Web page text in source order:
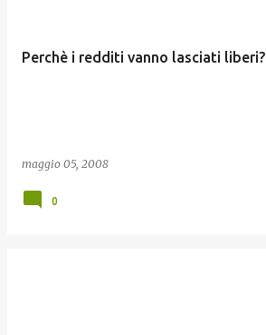
Perchè i redditi vanno lasciati liberi?
maggio 05, 2008
0